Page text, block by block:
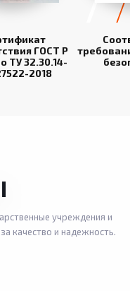
ГОСТ Р
ТУ 32.30.14-
2018
учреждения и
качество и надежность.